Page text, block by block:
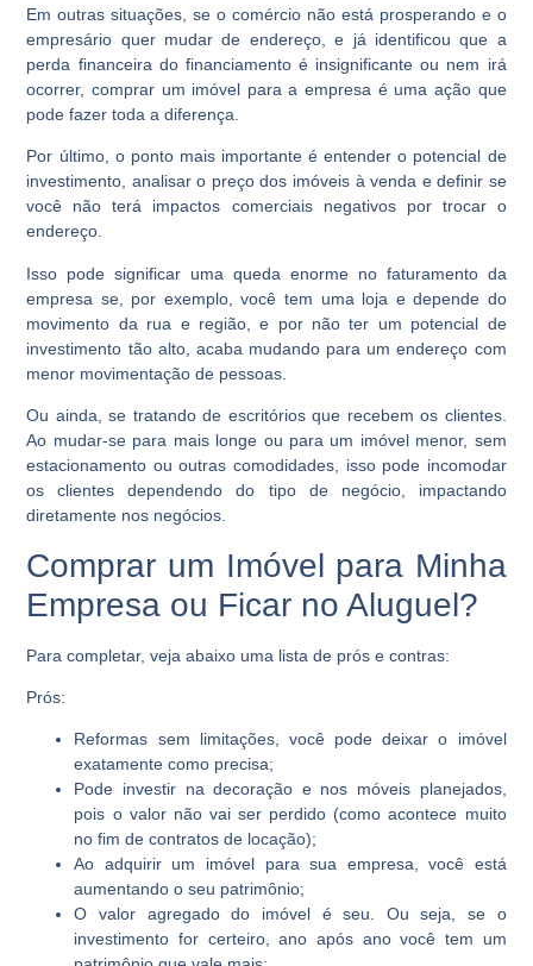
Em outras situações, se o comércio não está prosperando e o
empresário quer mudar de endereço, e já identificou que a
perda financeira do financiamento é insignificante ou nem irá
ocorrer, comprar um imóvel para a empresa é uma ação que
pode fazer toda a diferença.
Por último, o ponto mais importante é entender o potencial de
investimento, analisar o preço dos imóveis à venda e definir se
você não terá impactos comerciais negativos por trocar o
endereço.
Isso pode significar uma queda enorme no faturamento da
empresa se, por exemplo, você tem uma loja e depende do
movimento da rua e região, e por não ter um potencial de
investimento tão alto, acaba mudando para um endereço com
menor movimentação de pessoas.
Ou ainda, se tratando de escritórios que recebem os clientes.
Ao mudar-se para mais longe ou para um imóvel menor, sem
estacionamento ou outras comodidades, isso pode incomodar
os clientes dependendo do tipo de negócio, impactando
diretamente nos negócios.
Comprar um Imóvel para Minha
Empresa ou Ficar no Aluguel?
Para completar, veja abaixo uma lista de prós e contras:
Prós:
Reformas sem limitações, você pode deixar o imóvel
exatamente como precisa;
Pode investir na decoração e nos móveis planejados,
pois o valor não vai ser perdido (como acontece muito
no fim de contratos de locação);
Ao adquirir um imóvel para sua empresa, você está
aumentando o seu patrimônio;
O valor agregado do imóvel é seu. Ou seja, se o
investimento for certeiro, ano após ano você tem um